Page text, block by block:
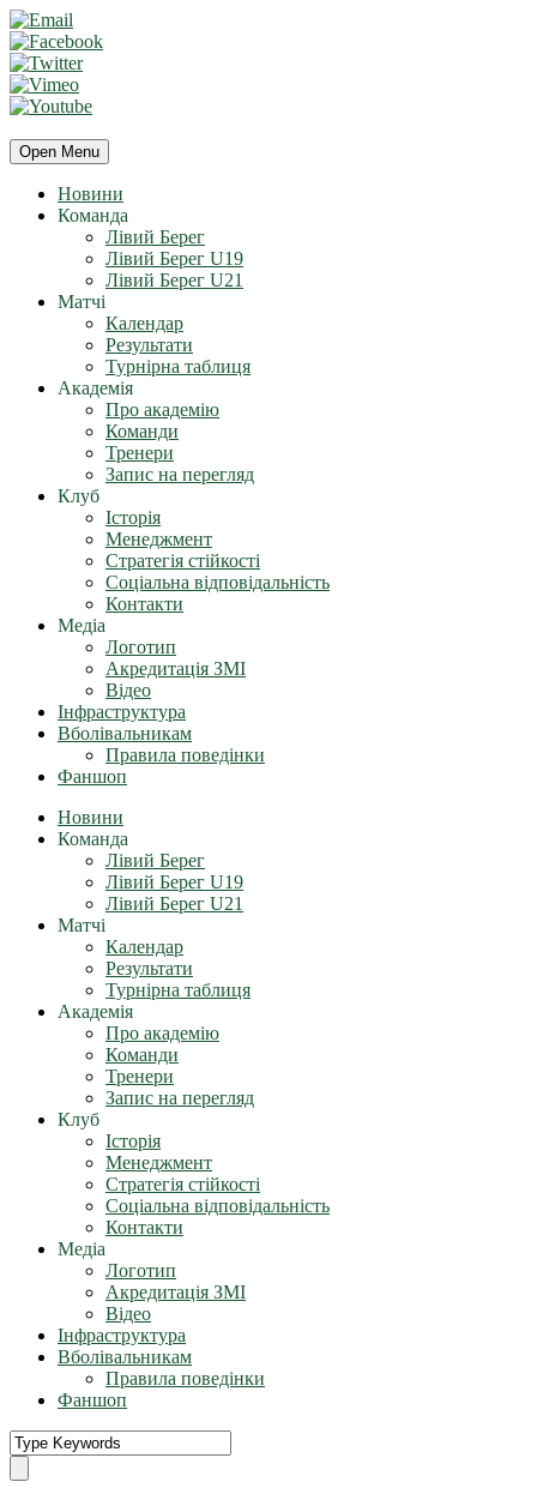
Open Menu
Новини
Команда
Лівий Берег
Лівий Берег U19
Лівий Берег U21
Матчі
Календар
Результати
Турнірна таблиця
Академія
Про академію
Команди
Тренери
Запис на перегляд
Клуб
Історія
Менеджмент
Стратегія стійкості
Соціальна відповідальність
Контакти
Медіа
Логотип
Акредитація ЗМІ
Відео
Інфраструктура
Вболівальникам
Правила поведінки
Фаншоп
Новини
Команда
Лівий Берег
Лівий Берег U19
Лівий Берег U21
Матчі
Календар
Результати
Турнірна таблиця
Академія
Про академію
Команди
Тренери
Запис на перегляд
Клуб
Історія
Менеджмент
Стратегія стійкості
Соціальна відповідальність
Контакти
Медіа
Логотип
Акредитація ЗМІ
Відео
Інфраструктура
Вболівальникам
Правила поведінки
Фаншоп